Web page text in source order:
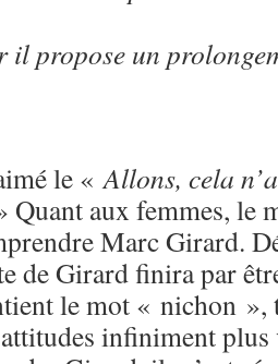
il propose un
le «Allons, cela
Quant aux femmes, le
Marc Girard.
de Girard finira par
le mot « nichon »,
infiniment